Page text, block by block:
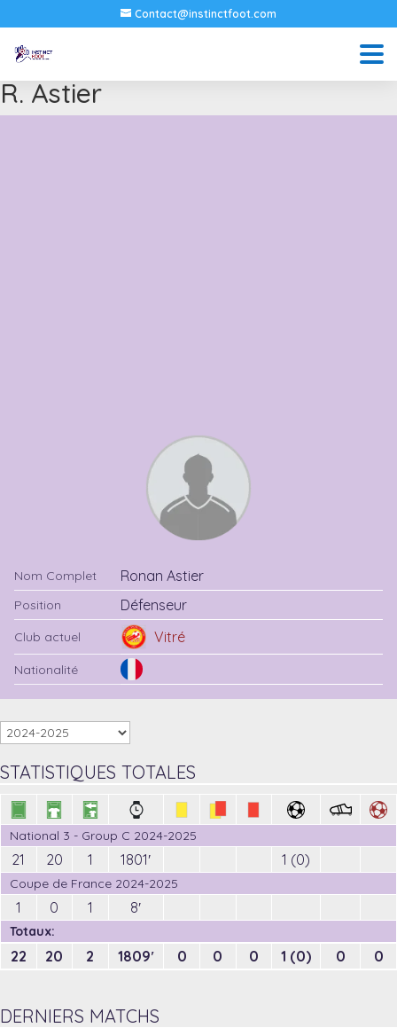
Contact@instinctfoot.com
R. Astier
Nom Complet Ronan Astier
Position Défenseur
Club actuel Vitré
Nationalité
STATISTIQUES TOTALES
National 3 - Group C 2024-2025
21 20 1 1801′ 1 (0)
Coupe de France 2024-2025
1 0 1 8′
Totaux:
22 20 2 1809′ 0 0 0 1 (0) 0 0
DERNIERS MATCHS